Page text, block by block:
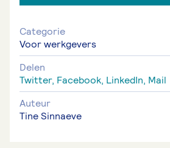
Categorie
Voor werkgevers
Delen
Twitter, Facebook, LinkedIn, Mail
Auteur
Tine Sinnaeve